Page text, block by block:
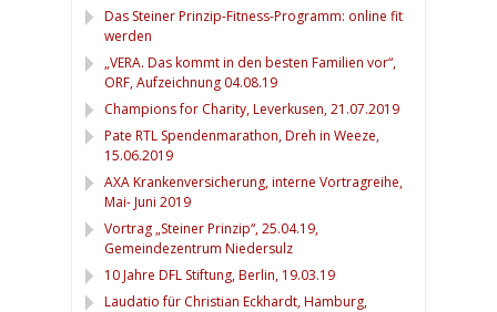
Das Steiner Prinzip-Fitness-Programm: online fit
werden
„VERA. Das kommt in den besten Familien vor“,
ORF, Aufzeichnung 04.08.19
Champions for Charity, Leverkusen, 21.07.2019
Pate RTL Spendenmarathon, Dreh in Weeze,
15.06.2019
AXA Krankenversicherung, interne Vortragreihe,
Mai- Juni 2019
Vortrag „Steiner Prinzip“, 25.04.19,
Gemeindezentrum Niedersulz
10 Jahre DFL Stiftung, Berlin, 19.03.19
Laudatio für Christian Eckhardt, Hamburg,